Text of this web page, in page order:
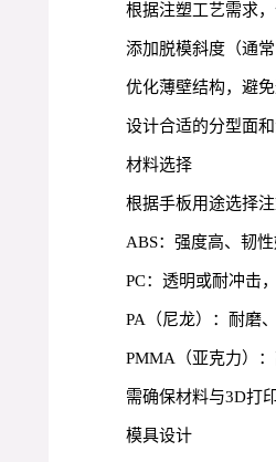
根据注塑工艺需求，
添加脱模斜度（通常
优化薄壁结构，避免
设计合适的分型面
材料选择
根据手板用途选择
ABS：强度高、韧
PC：透明或耐冲击
PA（尼龙）：耐磨
PMMA（亚克力）
需确保材料与3D打
模具设计